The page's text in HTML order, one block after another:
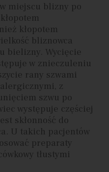
miejscu blizny po
kłopotem
bliznowca
bielizny. Wycięcie
w znieczuleniu
rany szwami
z
szwu po
występuje częściej
skłonność do
U takich pacjentów
preparaty
tłustymi